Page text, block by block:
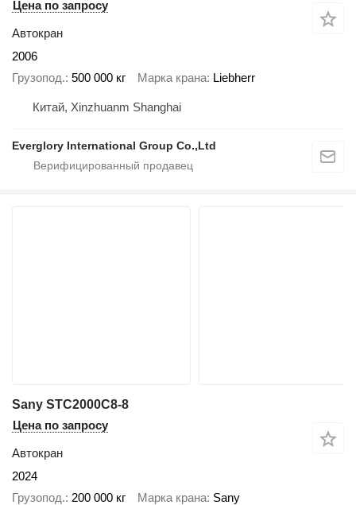
Цена по запросу
Автокран
2006
Грузопод. 500 000 кг Марка крана Liebherr
Китай, Xinzhuanm Shanghai
Everglory International Group Co.,Ltd
Sany STC2000C8-8
Цена по запросу
Автокран
2024
Грузопод. 200 000 кг Марка крана Sany